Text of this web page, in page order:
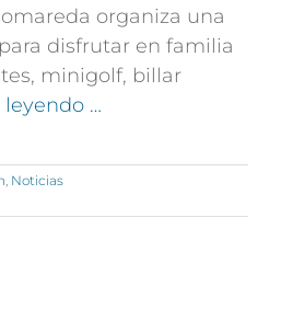
organiza una
disfrutar en familia
minigolf, billar
leyendo …
Noticias